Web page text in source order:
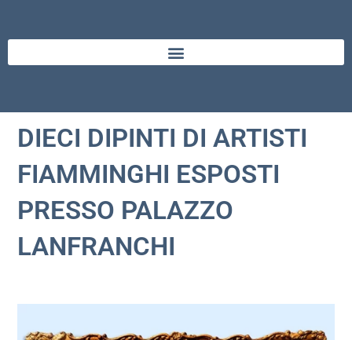
DIECI DIPINTI DI ARTISTI
FIAMMINGHI ESPOSTI
PRESSO PALAZZO
LANFRANCHI